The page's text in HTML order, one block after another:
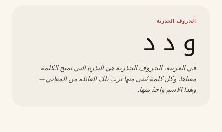
الحروف الجذرية
و د د
في العربية، الحروف الجذرية هي البذرة التي تمنح الكلمة
معناها. وكل كلمة تُبنى منها ترث تلك العائلة من المعاني —
وهذا الاسم واحدٌ منها.